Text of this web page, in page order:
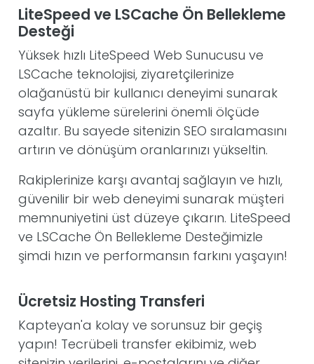
LiteSpeed ve LSCache Ön Bellekleme
Desteği
Yüksek hızlı LiteSpeed Web Sunucusu ve
LSCache teknolojisi, ziyaretçilerinize
olağanüstü bir kullanıcı deneyimi sunarak
sayfa yükleme sürelerini önemli ölçüde
azaltır. Bu sayede sitenizin SEO sıralamasını
artırın ve dönüşüm oranlarınızı yükseltin.
Rakiplerinize karşı avantaj sağlayın ve hızlı,
güvenilir bir web deneyimi sunarak müşteri
memnuniyetini üst düzeye çıkarın. LiteSpeed
ve LSCache Ön Bellekleme Desteğimizle
şimdi hızın ve performansın farkını yaşayın!
Ücretsiz Hosting Transferi
Kapteyan'a kolay ve sorunsuz bir geçiş
yapın! Tecrübeli transfer ekibimiz, web